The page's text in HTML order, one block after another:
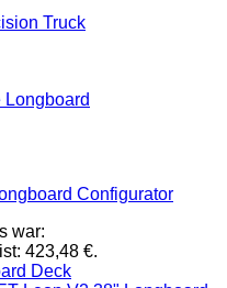
Truck
Configurator
war:
423,48 €.